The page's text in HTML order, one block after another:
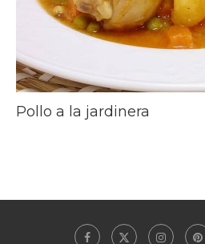
Pollo a la jardinera